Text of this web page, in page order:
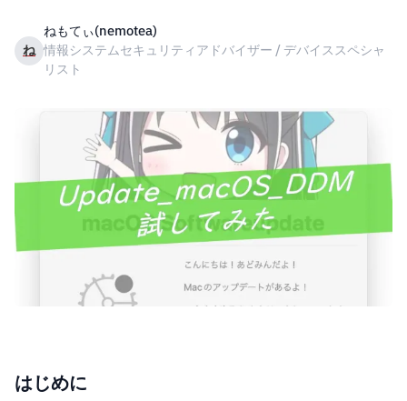
ね
ねもてぃ(nemotea)
情報システムセキュリティアドバイザー / デバイススペシャ
リスト
はじめに